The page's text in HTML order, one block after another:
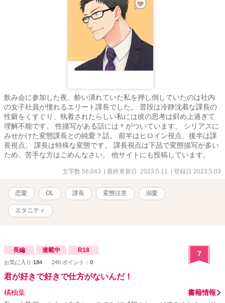
飲み会に参加した夜、酔い潰れていた私を押し倒していたのは社内
の女子社員が憧れるエリート課長でした。 普段は冷静沈着な課長の
性癖をくすぐり、執着されたらしい私には彼の思考は斜め上過ぎて
理解不能です。 性描写がある話には＊がついています。 シリアスに
みせかけた変態課長との純愛？話。 前半はヒロイン視点、後半は課
長視点。 課長は特殊な変態です。 課長視点は下品で変態描写が多い
ため、苦手な方はごめんなさい。 他サイトにも投稿しています。
文字数 56,043 | 最終更新日 2023.5.11 | 登録日 2023.5.03
恋愛 OL 課長 変態注意 溺愛
エタニティ
長編 連載中 R18
お気に入り:184 24h.ポイント： 0
7
君が好きで好きで仕方がないんだ！
橘柚葉
書籍情報